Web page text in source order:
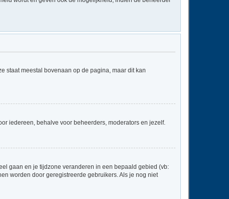
staat meestal bovenaan op de pagina, maar dit kan
iedereen, behalve voor beheerders, moderators en jezelf.
gaan en je tijdzone veranderen in een bepaald gebied (vb:
worden door geregistreerde gebruikers. Als je nog niet